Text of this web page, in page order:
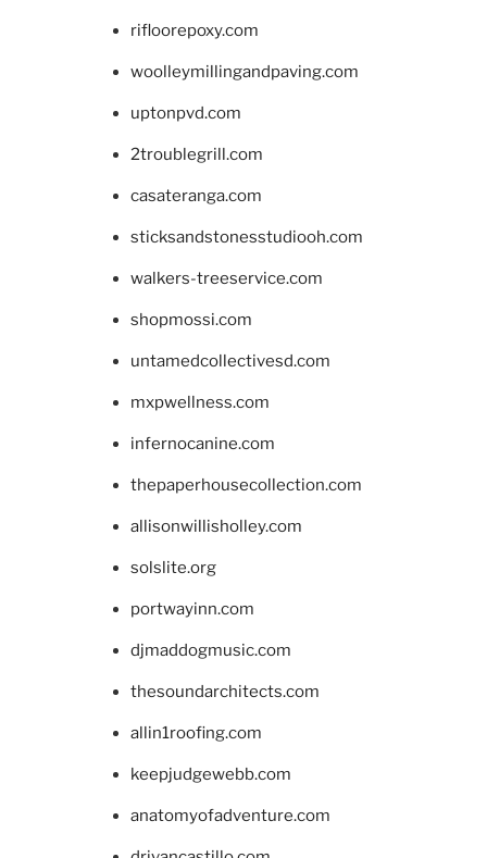
rifloorepoxy.com
woolleymillingandpaving.com
uptonpvd.com
2troublegrill.com
casateranga.com
sticksandstonesstudiooh.com
walkers-treeservice.com
shopmossi.com
untamedcollectivesd.com
mxpwellness.com
infernocanine.com
thepaperhousecollection.com
allisonwillisholley.com
solslite.org
portwayinn.com
djmaddogmusic.com
thesoundarchitects.com
allin1roofing.com
keepjudgewebb.com
anatomyofadventure.com